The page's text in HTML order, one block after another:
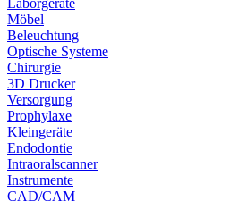
Laborgeräte
Möbel
Beleuchtung
Optische Systeme
Chirurgie
3D Drucker
Versorgung
Prophylaxe
Kleingeräte
Endodontie
Intraoralscanner
Instrumente
CAD/CAM